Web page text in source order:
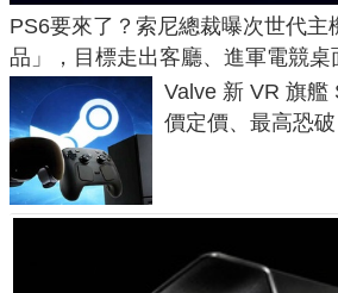
PS6要來了？索尼總裁曝次世代主
品」，目標走出客廳、進軍電競桌
Valve 新 VR 旗艦
價定價、最高恐